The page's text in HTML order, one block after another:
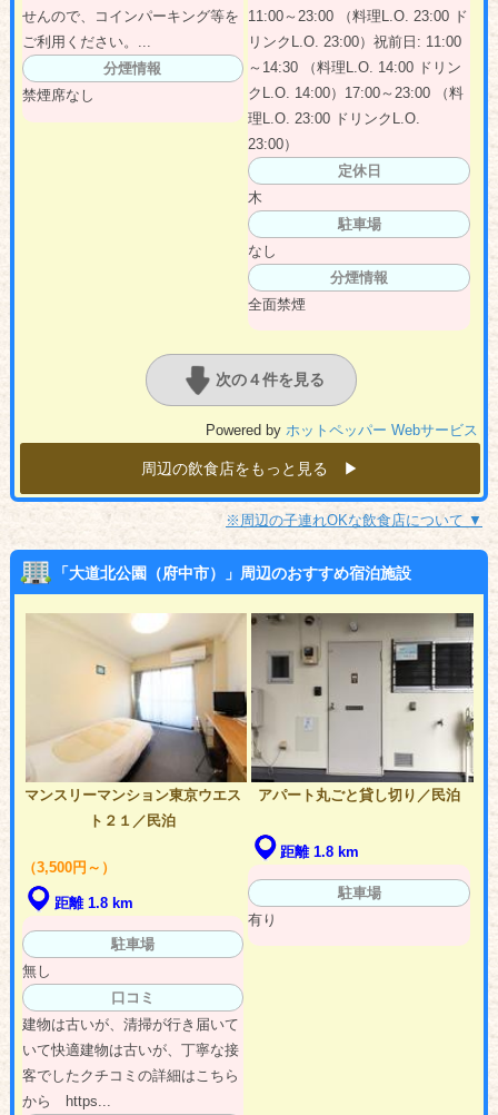
せんので、コインパーキング等を
ご利用ください。...
分煙情報
禁煙席なし
11:00～23:00 （料理L.O. 23:00 ド
リンクL.O. 23:00）祝前日: 11:00
～14:30 （料理L.O. 14:00 ドリン
クL.O. 14:00）17:00～23:00 （料
理L.O. 23:00 ドリンクL.O.
23:00）
定休日
木
駐車場
なし
分煙情報
全面禁煙
次の４件を見る
Powered by ホットペッパー Webサービス
周辺の飲食店をもっと見る ▶︎
※周辺の子連れOKな飲食店について ▼
「大道北公園（府中市）」周辺のおすすめ宿泊施設
マンスリーマンション東京ウエス
ト２１／民泊
（3,500円～）
距離 1.8 km
駐車場
無し
口コミ
建物は古いが、清掃が行き届いて
いて快適建物は古いが、丁寧な接
客でしたクチコミの詳細はこちら
から https...
アパート丸ごと貸し切り／民泊
距離 1.8 km
駐車場
有り